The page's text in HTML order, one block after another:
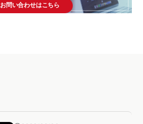
お問い合わせはこちら